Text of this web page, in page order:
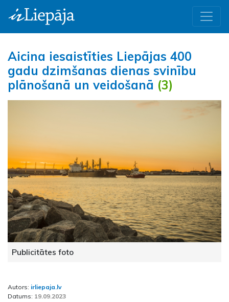
Aicina iesaistīties Liepājas 400
gadu dzimšanas dienas svinību
plānošanā un veidošanā (3)
Publicitātes foto
Autors: irliepaja.lv
Datums: 19.09.2023